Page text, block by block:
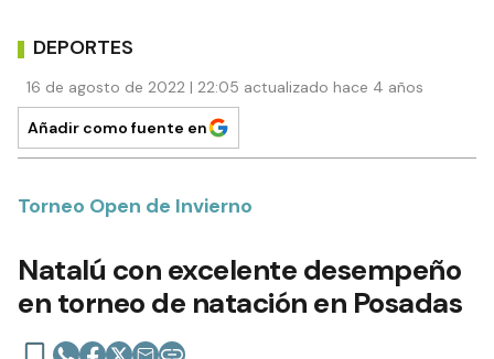
DEPORTES
16 de agosto de 2022 | 22:05 actualizado hace 4 años
Añadir como fuente en
Torneo Open de Invierno
Natalú con excelente desempeño
en torneo de natación en Posadas